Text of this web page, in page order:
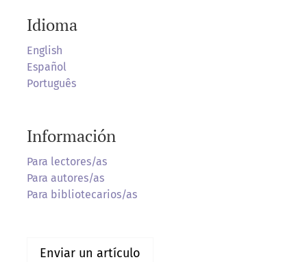
Idioma
English
Español
Português
Información
Para lectores/as
Para autores/as
Para bibliotecarios/as
Enviar un artículo